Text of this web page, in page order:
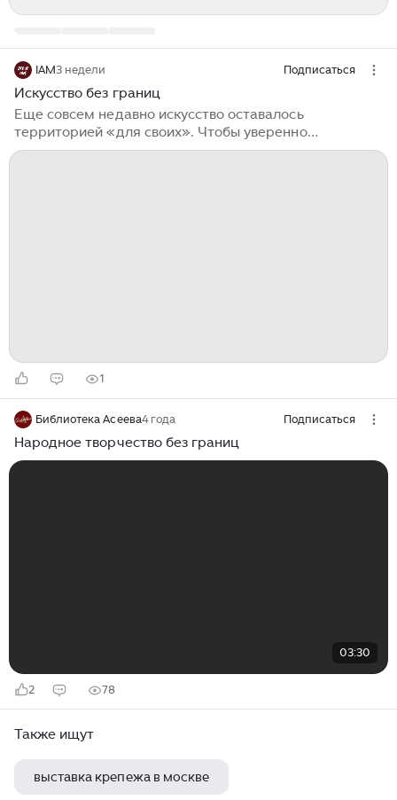
IAM3 недели Подписаться
Искусство без границ
Еще совсем недавно искусство оставалось
территорией «для своих». Чтобы уверенно
чувствовать себя в мире классики и современного
1
Библиотека Асеева4 года Подписаться
Народное творчество без границ
03:30
2 78
Также ищут
выставка крепежа в москве